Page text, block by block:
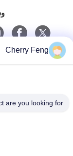
بريد إلكتروني
Cherry Feng
are you looking for?